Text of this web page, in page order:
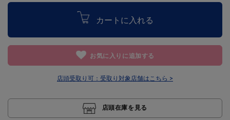
カートに入れる
お気に入りに追加する
店頭受取り可： 受取り対象店舗はこちら >
店頭在庫を見る